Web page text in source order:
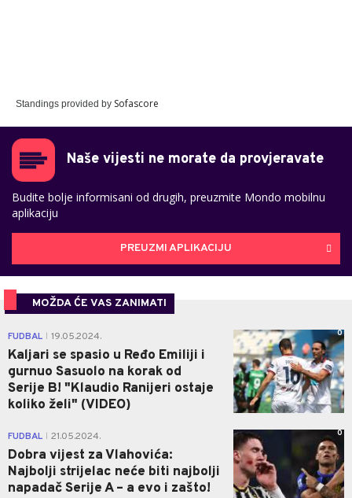
Standings provided by Sofascore
Naše vijesti ne morate da provjeravate
Budite bolje informisani od drugih, preuzmite Mondo mobilnu
aplikaciju
PREUZMI APLIKACIJU
MOŽDA ĆE VAS ZANIMATI
FUDBAL 19.05.2024.
Kaljari se spasio u Ređo Emiliji i
gurnuo Sasuolo na korak od
Serije B! "Klaudio Ranijeri ostaje
koliko želi" (VIDEO)
0
FUDBAL 21.05.2024.
Dobra vijest za Vlahovića:
Najbolji strijelac neće biti najbolji
napadač Serije A – a evo i zašto!
0